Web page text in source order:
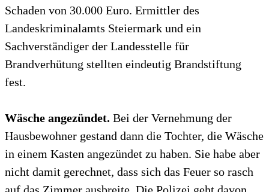
Schaden von 30.000 Euro. Ermittler des
Landeskriminalamts Steiermark und ein
Sachverständiger der Landesstelle für
Brandverhütung stellten eindeutig Brandstiftung
fest.
Wäsche angezündet. Bei der Vernehmung der
Hausbewohner gestand dann die Tochter, die Wäsche
in einem Kasten angezündet zu haben. Sie habe aber
nicht damit gerechnet, dass sich das Feuer so rasch